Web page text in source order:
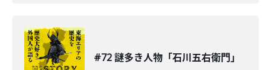
#72 謎多き人物「石川五右衛門」